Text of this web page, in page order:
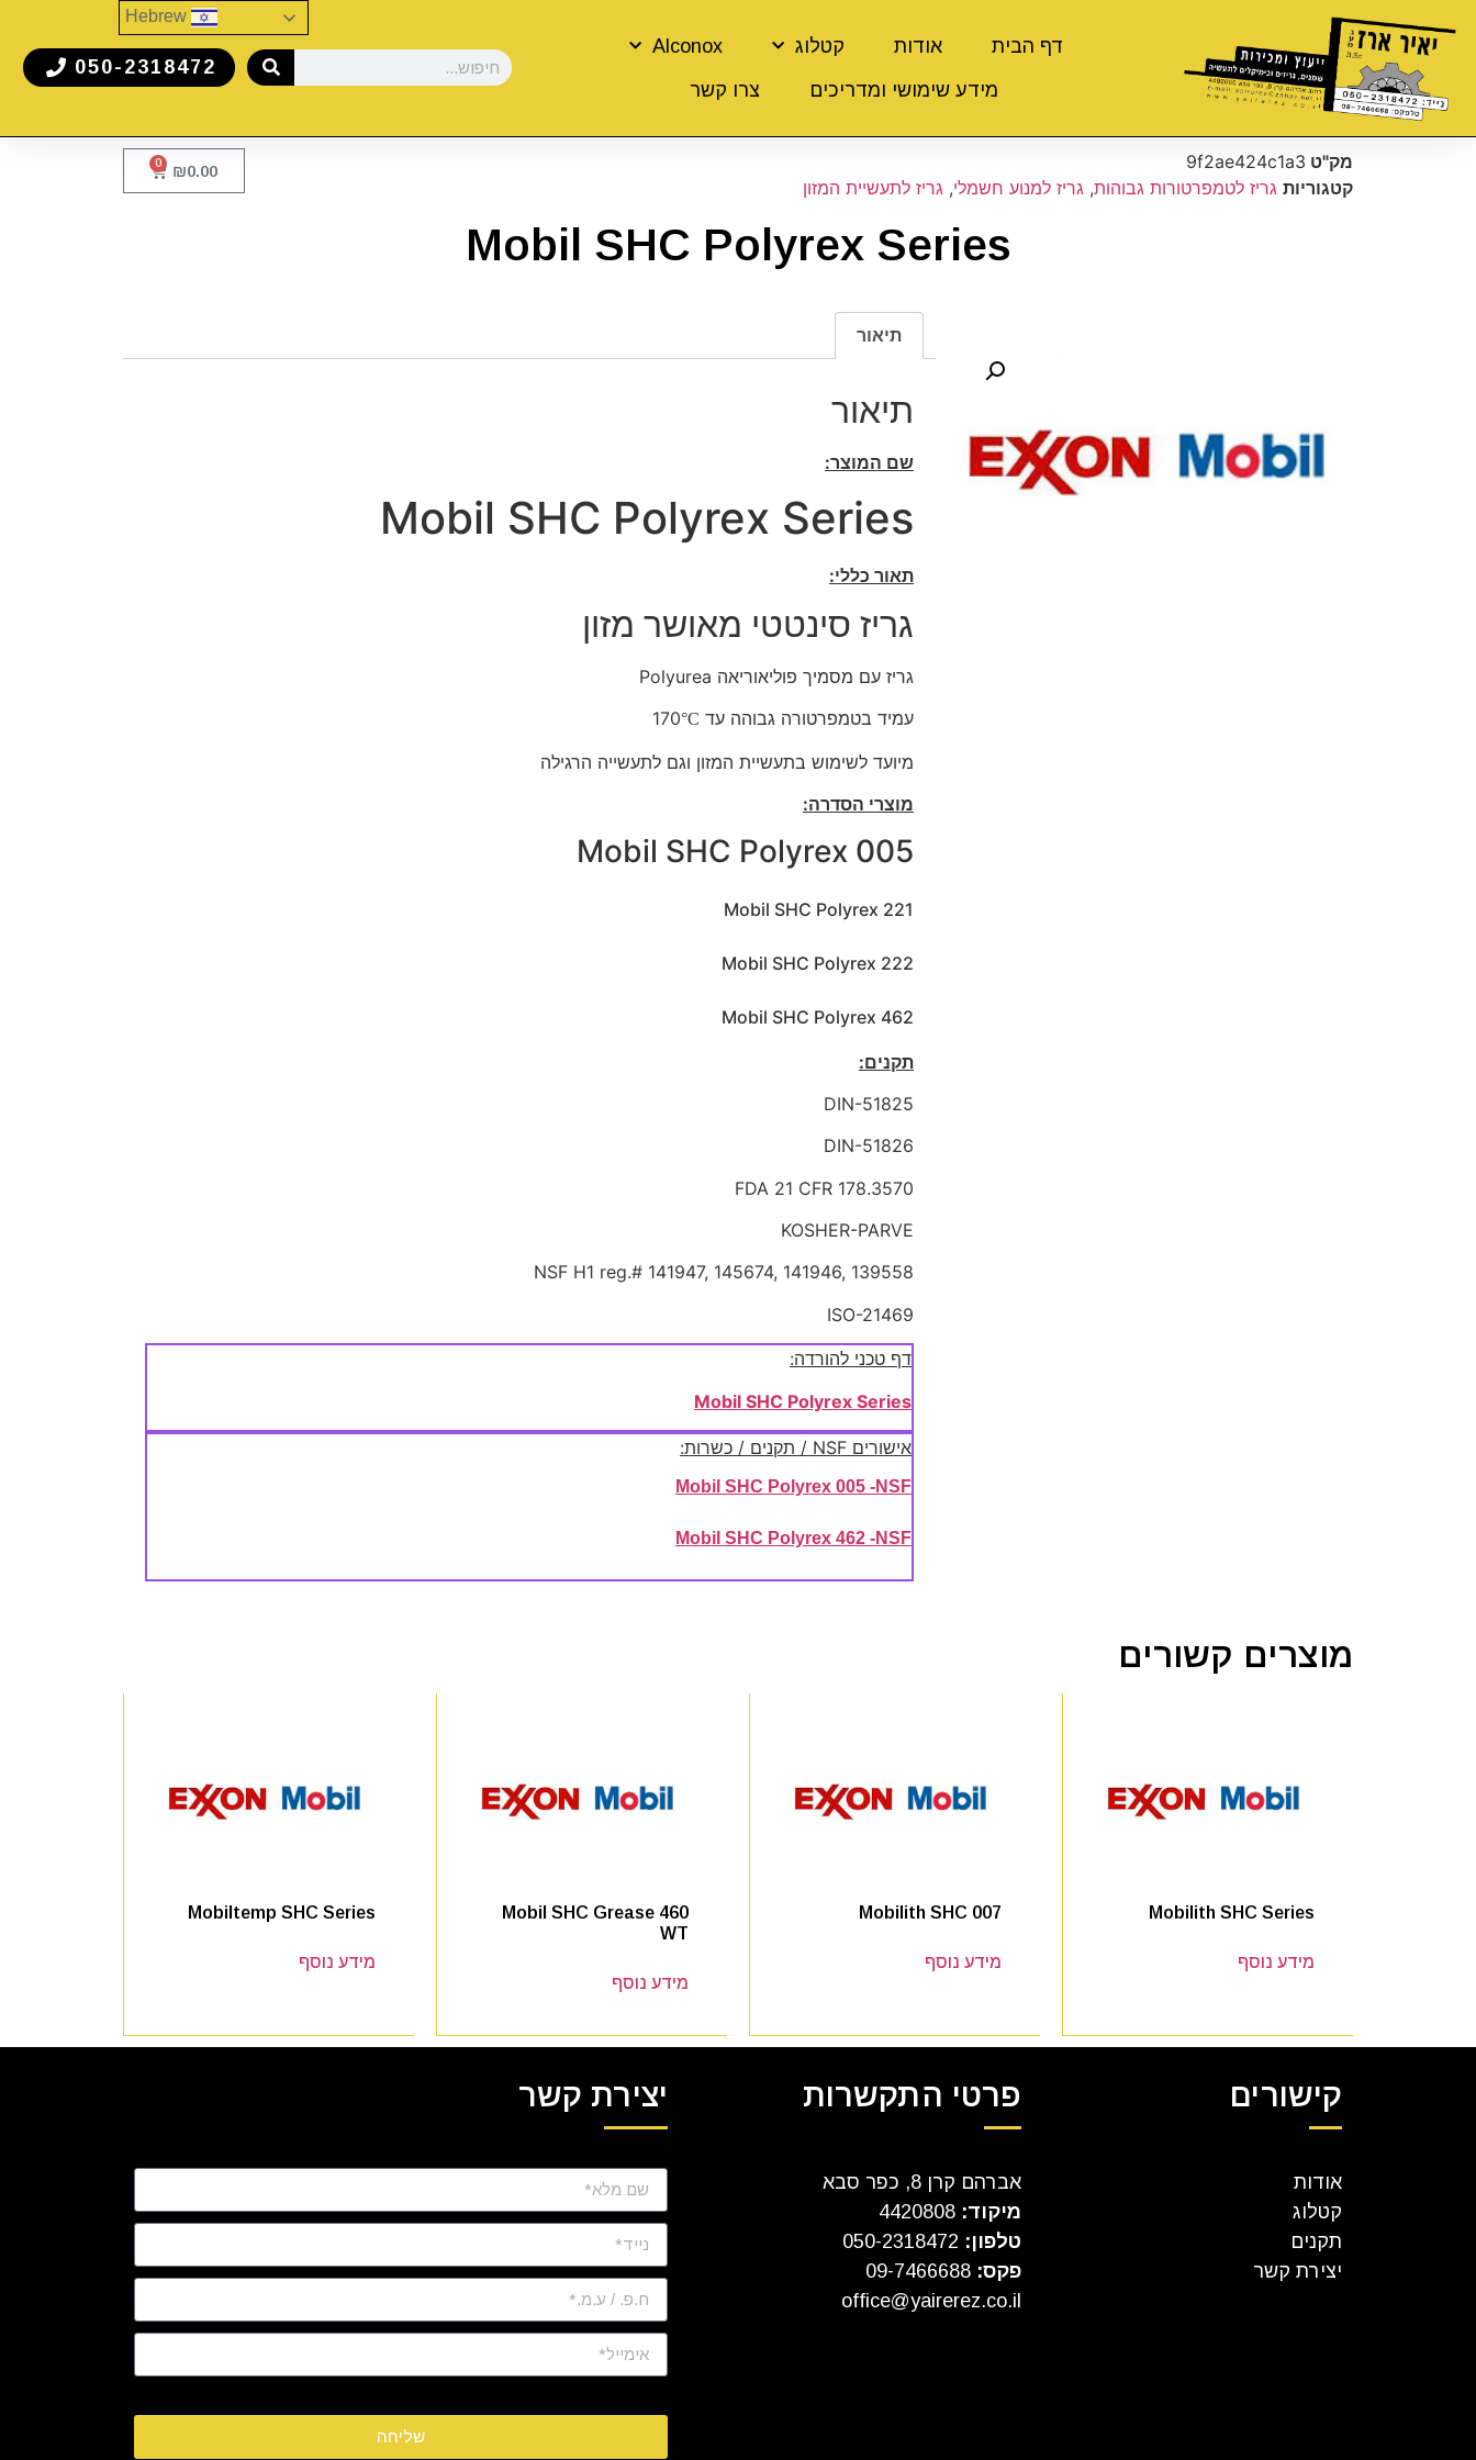
דף הבית אודות קטלוג
Alconox
מידע שימושי ומדריכים
צרו קשר
050-2318472
מק"ט 9f2ae424c1a3
קטגוריות גריז לטמפרטורות גבוהות, גריז למנוע חשמלי, גריז לתעשיית המזון
₪0.00
0
Mobil SHC Polyrex Series
תיאור
תיאור
שם המוצר:
Mobil SHC Polyrex Series
תאור כללי:
גריז סינטטי מאושר מזון
גריז עם מסמיך פוליאוריאה Polyurea
עמיד בטמפרטורה גבוהה עד 170 °C
מיועד לשימוש בתעשיית המזון וגם לתעשייה הרגילה
מוצרי הסדרה:
Mobil SHC Polyrex 005
Mobil SHC Polyrex 221
Mobil SHC Polyrex 222
Mobil SHC Polyrex 462
תקנים:
DIN-51825
DIN-51826
FDA 21 CFR 178.3570
KOSHER-PARVE
NSF H1 reg.# 141947, 145674, 141946, 139558
ISO-21469
דף טכני להורדה:
Mobil SHC Polyrex Series
אישורים NSF / תקנים / כשרות:
Mobil SHC Polyrex 005 -NSF
Mobil SHC Polyrex 462 -NSF
מוצרים קשורים
Mobilith SHC Series
מידע נוסף
Mobilith SHC 007
מידע נוסף
Mobil SHC Grease 460
WT
מידע נוסף
Mobiltemp SHC Series
מידע נוסף
קישורים
אודות
קטלוג
תקנים
יצירת קשר
פרטי התקשרות
אברהם קרן 8, כפר סבא
מיקוד:
טלפון:
פקס: 09-7466688
office@yairerez.co.il
יצירת קשר
שליחה
Hebrew